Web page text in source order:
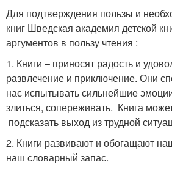
Для подтверждения пользы и
книг Шведская академия детской
аргументов в пользу чтения :
1. Книги – приносят радость и
развлечение и приключение. Они
нас испытывать сильнейшие
злиться, сопереживать. Книга
подсказать выход из трудной
2. Книги развивают и обогащают
наш словарный запас.